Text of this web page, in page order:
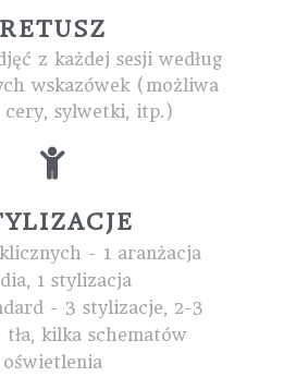
RETUSZ
z każdej sesji według
wskazówek (możliwa
cery, sylwetki, itp.)
- 1 aranżacja
1 stylizacja
- 3 stylizacje, 2-3
tła, kilka schematów
oświetlenia